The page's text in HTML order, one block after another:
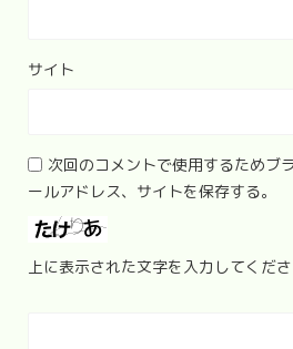
サイト
次回のコメントで使用するためブ
ールアドレス、サイトを保存する。
上に表示された文字を入力してくださ